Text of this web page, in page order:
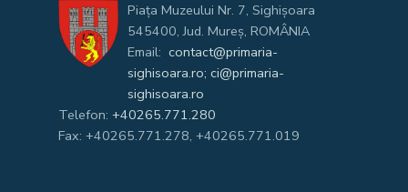
Piața Muzeului Nr. 7, Sighişoara
545400, Jud. Mureş, ROMÂNIA
Email: contact@primaria-
sighisoara.ro; ci@primaria-
sighisoara.ro
Telefon: +40265.771.280
Fax: +40265.771.278, +40265.771.019